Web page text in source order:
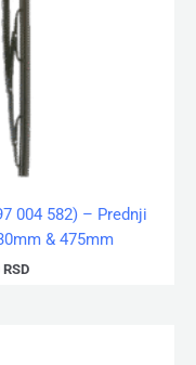
004 582) – Prednji
& 475mm
RSD